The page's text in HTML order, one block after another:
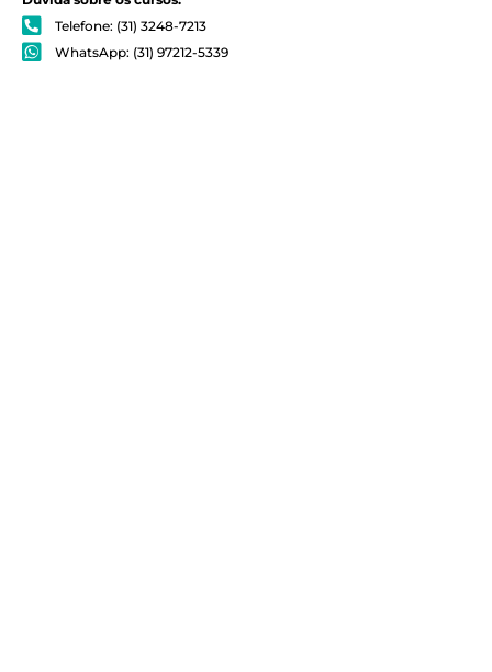
Telefone: (31) 3248-7213
WhatsApp: (31) 97212-5339